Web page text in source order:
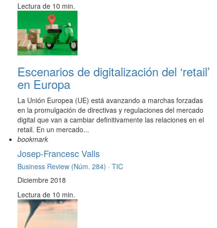
Lectura de 10 min.
Escenarios de digitalización del ‘retail’
en Europa
La Unión Europea (UE) está avanzando a marchas forzadas
en la promulgación de directivas y regulaciones del mercado
digital que van a cambiar definitivamente las relaciones en el
retail. En un mercado...
bookmark
Josep-Francesc Valls
Business Review (Núm. 284) · TIC
Diciembre 2018
Lectura de 10 min.